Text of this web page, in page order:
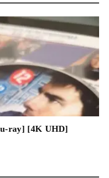
ray] [4K UHD]